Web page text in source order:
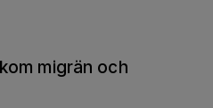
migrän och